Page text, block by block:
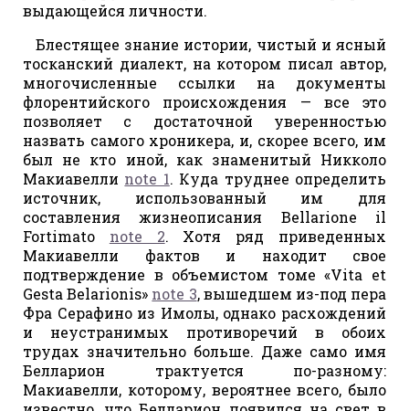
выдающейся личности.
Блестящее знание истории, чистый и ясный
тосканский диалект, на котором писал автор,
многочисленные ссылки на документы
флорентийского происхождения — все это
позволяет с достаточной уверенностью
назвать самого хроникера, и, скорее всего, им
был не кто иной, как знаменитый Никколо
Макиавелли note 1. Куда труднее определить
источник, использованный им для
составления жизнеописания Bellarione il
Fortimato note 2. Хотя ряд приведенных
Макиавелли фактов и находит свое
подтверждение в объемистом томе «Vita et
Gesta Belarionis» note 3, вышедшем из-под пера
Фра Серафино из Имолы, однако расхождений
и неустранимых противоречий в обоих
трудах значительно больше. Даже само имя
Белларион трактуется по-разному:
Макиавелли, которому, вероятнее всего, было